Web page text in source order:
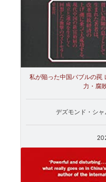
私が陥った中国バブルの罠
力・腐
デズモンド・シ